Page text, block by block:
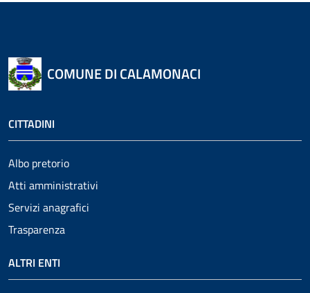
COMUNE DI CALAMONACI
CITTADINI
Albo pretorio
Atti amministrativi
Servizi anagrafici
Trasparenza
ALTRI ENTI